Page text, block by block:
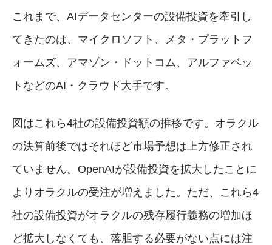
これまで、AIデータセンターの設備投資を牽引し
てきたのは、マイクロソフト、メタ・プラットフ
ォームズ、アマゾン・ドットコム、アルファベッ
トなどのAI・クラウド大手です。
図はこれら4社の設備投資額の推移です。オラクル
の決算前後ではそれほど市場予想は上方修正され
ていません。OpenAIが設備投資を拡大したことに
よりオラクルの受注が増えました。ただ、これら4
社の設備投資がオラクルの残存履行義務の増加ほ
ど拡大しなくても、落胆する必要がない点には注